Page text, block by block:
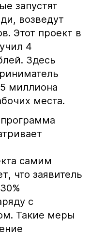
запустят
возведут
Этот проект в
4
Здесь
миллиона
места.
самим
что заявитель
с
Такие меры